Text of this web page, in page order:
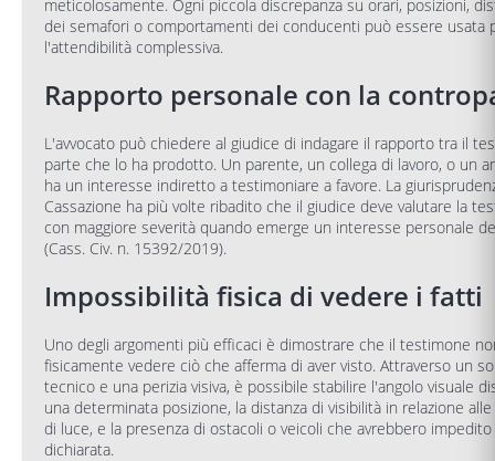
meticolosamente. Ogni piccola discrepanza su orari, posizioni,
dei semafori o comportamenti dei conducenti può essere usata
l'attendibilità complessiva.
Rapporto personale con la
L'avvocato può chiedere al giudice di indagare il rapporto tra il
parte che lo ha prodotto. Un parente, un collega di lavoro, o un
ha un interesse indiretto a testimoniare a favore. La
Cassazione ha più volte ribadito che il giudice deve valutare la
con maggiore severità quando emerge un interesse personale
(Cass. Civ. n. 15392/2019).
Impossibilità fisica di vedere i fatti
Uno degli argomenti più efficaci è dimostrare che il testimone
fisicamente vedere ciò che afferma di aver visto. Attraverso un
tecnico e una perizia visiva, è possibile stabilire l'angolo visuale
una determinata posizione, la distanza di visibilità in relazione
di luce, e la presenza di ostacoli o veicoli che avrebbero
dichiarata.